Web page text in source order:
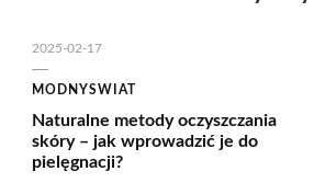
2025-02-17
MODNYSWIAT
Naturalne metody oczyszczania
skóry – jak wprowadzić je do
pielęgnacji?